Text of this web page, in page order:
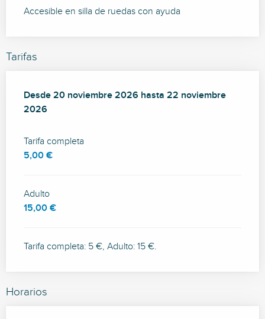
Accesible en silla de ruedas con ayuda
Tarifas
Desde 20 noviembre 2026 hasta 22 noviembre 2026
Desde 20 noviembre 2026 hasta 22 noviembre
2026
Tarifa completa
5,00 €
Adulto
15,00 €
Tarifa completa: 5 €, Adulto: 15 €.
Horarios